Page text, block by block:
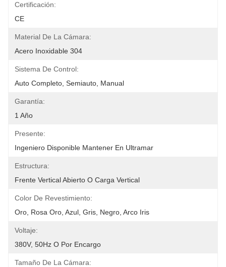
Certificación:
CE
Material De La Cámara:
Acero Inoxidable 304
Sistema De Control:
Auto Completo, Semiauto, Manual
Garantía:
1 Año
Presente:
Ingeniero Disponible Mantener En Ultramar
Estructura:
Frente Vertical Abierto O Carga Vertical
Color De Revestimiento:
Oro, Rosa Oro, Azul, Gris, Negro, Arco Iris
Voltaje:
380V, 50Hz O Por Encargo
Tamaño De La Cámara: